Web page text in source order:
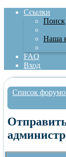
Ссылки
Поиск
Наша
FAQ
Вход
Список